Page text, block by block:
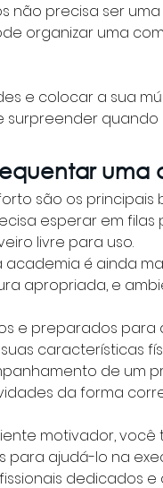
não precisa ser
organizar uma
e colocar a sua
surpreender
uma
são os
esperar em
livre para uso.
academia é ainda
apropriada, e
e preparados para
características
de um
da forma
motivador, você
para ajudá-lo na
dedicados e